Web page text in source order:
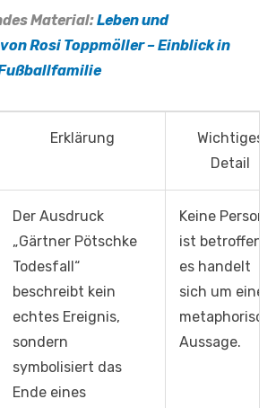
Material:Leben und
Rosi Toppmöller – Einblick in
Erklärung
Wichtiges
Detail
Der Ausdruck
„Gärtner Pötschke
Todesfall“
beschreibt kein
echtes Ereignis,
sondern
symbolisiert das
Ende eines
Keine Person
ist betroffen,
es handelt
sich um eine
Aussage.